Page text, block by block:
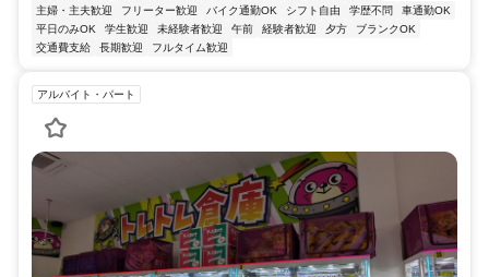
主婦・主夫歓迎
フリーター歓迎 バイク通勤OK シフト自由 学歴不問
車通勤OK
平日のみOK
学生歓迎 未経験者歓迎 午前 経験者歓迎 夕方
ブランクOK
交通費支給
長期歓迎 フルタイム歓迎
アルバイト・パート